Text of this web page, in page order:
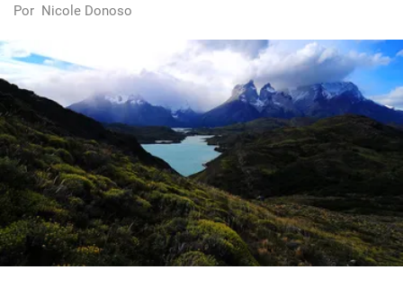
Por Nicole Donoso